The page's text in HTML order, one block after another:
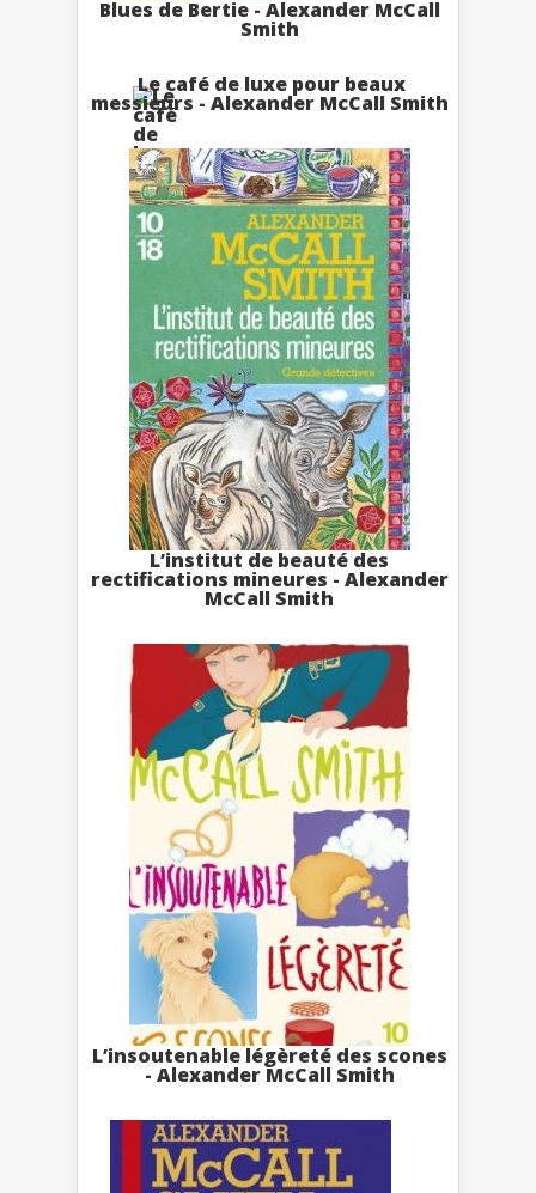
Blues de Bertie - Alexander McCall
Smith
Le café de luxe pour beaux
messieurs - Alexander McCall Smith
L’institut de beauté des
rectifications mineures - Alexander
McCall Smith
L’insoutenable légèreté des scones
- Alexander McCall Smith